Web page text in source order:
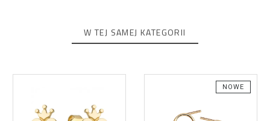
W TEJ SAMEJ KATEGORII
NOWE